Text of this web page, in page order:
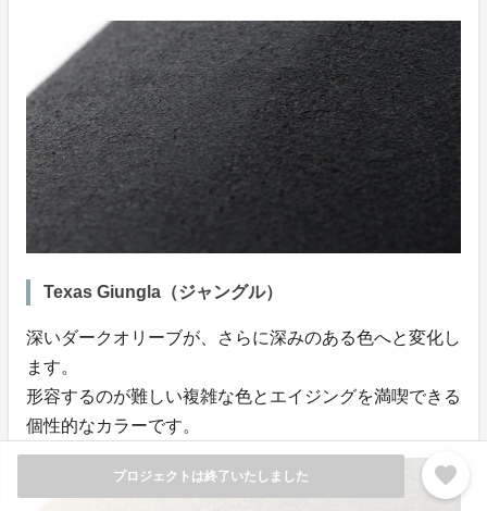
プロジェクトは終了いたしました favorite
Texas Giungla（ジャングル）
深いダークオリーブが、さらに深みのある色へと変化し
ます。
形容するのが難しい複雑な色とエイジングを満喫できる
個性的なカラーです。